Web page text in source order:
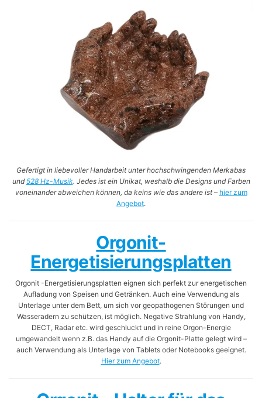
Gefertigt in liebevoller Handarbeit unter hochschwingenden Merkabas
und528 Hz-Musik. Jedes ist ein Unikat, weshalb die Designs und Farben
voneinander abweichen können, da keins wie das andere ist– hier zum
Angebot.
Orgonit-
Energetisierungsplatten
Orgonit -Energetisierungsplatten eignen sich perfekt zur energetischen
Aufladung von Speisen und Getränken. Auch eine Verwendung als
Unterlage unter dem Bett, um sich vor geopathogenen Störungen und
Wasseradern zu schützen, ist möglich. Negative Strahlung von Handy,
DECT, Radar etc. wird geschluckt und in reine Orgon-Energie
umgewandelt wenn z.B. das Handy auf die Orgonit-Platte gelegt wird –
auch Verwendung als Unterlage von Tablets oder Notebooks geeignet.
Hier zum Angebot.